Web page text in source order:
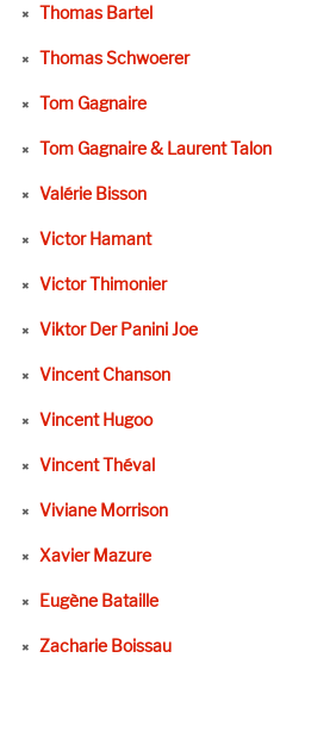
Thomas Bartel
Thomas Schwoerer
Tom Gagnaire
Tom Gagnaire & Laurent Talon
Valérie Bisson
Victor Hamant
Victor Thimonier
Viktor Der Panini Joe
Vincent Chanson
Vincent Hugoo
Vincent Théval
Viviane Morrison
Xavier Mazure
Eugène Bataille
Zacharie Boissau